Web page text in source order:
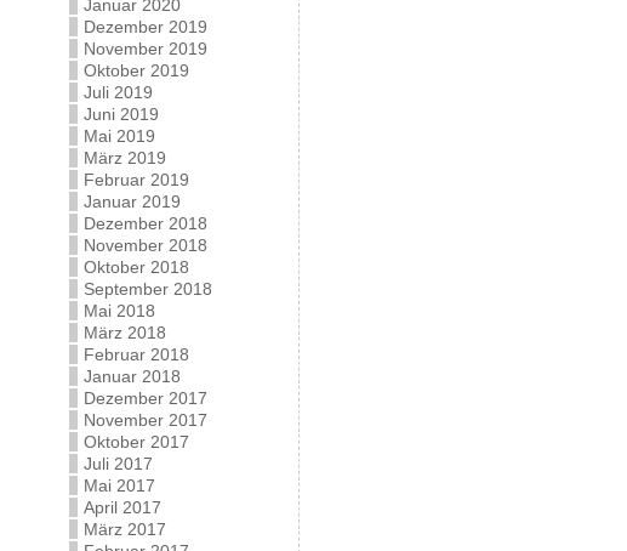
Januar 2020
Dezember 2019
November 2019
Oktober 2019
Juli 2019
Juni 2019
Mai 2019
März 2019
Februar 2019
Januar 2019
Dezember 2018
November 2018
Oktober 2018
September 2018
Mai 2018
März 2018
Februar 2018
Januar 2018
Dezember 2017
November 2017
Oktober 2017
Juli 2017
Mai 2017
April 2017
März 2017